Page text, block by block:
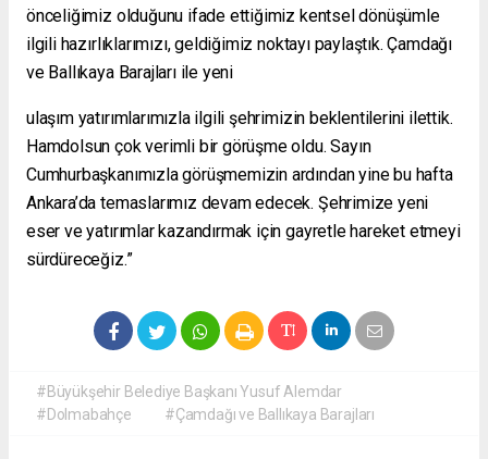
önceliğimiz olduğunu ifade ettiğimiz kentsel dönüşümle
ilgili hazırlıklarımızı, geldiğimiz noktayı paylaştık. Çamdağı
ve Ballıkaya Barajları ile yeni
ulaşım yatırımlarımızla ilgili şehrimizin beklentilerini ilettik.
Hamdolsun çok verimli bir görüşme oldu. Sayın
Cumhurbaşkanımızla görüşmemizin ardından yine bu hafta
Ankara’da temaslarımız devam edecek. Şehrimize yeni
eser ve yatırımlar kazandırmak için gayretle hareket etmeyi
sürdüreceğiz.”
#Büyükşehir Belediye Başkanı Yusuf Alemdar
#Dolmabahçe
#Çamdağı ve Ballıkaya Barajları